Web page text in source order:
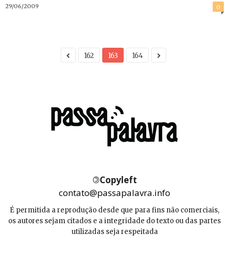
29/06/2009 0
162 163 164
©Copyleft
contato@passapalavra.info
É permitida a reprodução desde que para fins não comerciais,
os autores sejam citados e a integridade do texto ou das partes
utilizadas seja respeitada